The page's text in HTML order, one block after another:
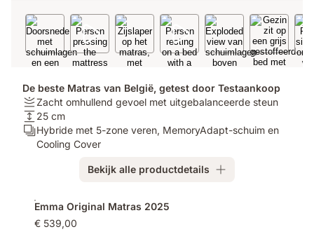
De beste Matras van België, getest door Testaankoop
Stijfheid:
Zacht
omhullend
gevoel
uitgebalanceerde
Zacht omhullend gevoel met uitgebalanceerde steun
Hoogte:
25
25 cm
Lagen:
Hybride
veren,
MemoryAdapt-
schuim
Hybride met 5-zone veren, MemoryAdapt-schuim en
Cooling Cover
Bekijk alle productdetails
producten
Emma Original Matras 2025
€ 539,00